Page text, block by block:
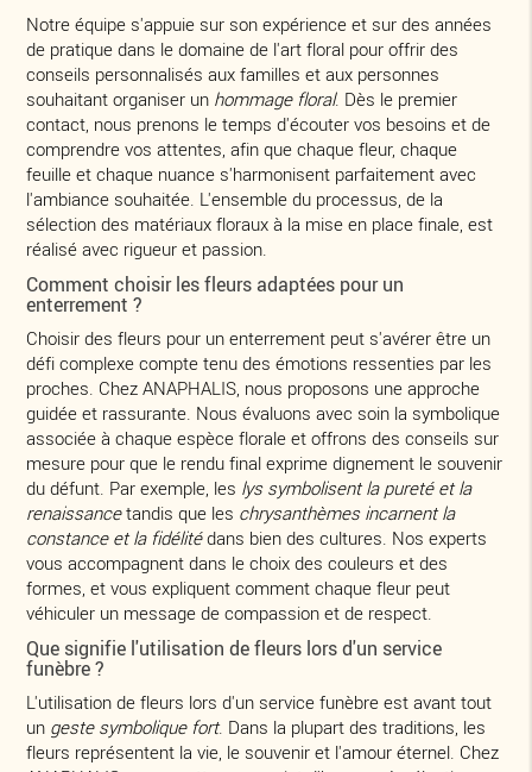
Notre équipe s'appuie sur son expérience et sur des années
de pratique dans le domaine de l'art floral pour offrir des
conseils personnalisés aux familles et aux personnes
souhaitant organiser un hommage floral. Dès le premier
contact, nous prenons le temps d'écouter vos besoins et de
comprendre vos attentes, afin que chaque fleur, chaque
feuille et chaque nuance s'harmonisent parfaitement avec
l'ambiance souhaitée. L'ensemble du processus, de la
sélection des matériaux floraux à la mise en place finale, est
réalisé avec rigueur et passion.
Comment choisir les fleurs adaptées pour un
enterrement ?
Choisir des fleurs pour un enterrement peut s'avérer être un
défi complexe compte tenu des émotions ressenties par les
proches. Chez ANAPHALIS, nous proposons une approche
guidée et rassurante. Nous évaluons avec soin la symbolique
associée à chaque espèce florale et offrons des conseils sur
mesure pour que le rendu final exprime dignement le souvenir
du défunt. Par exemple, les lys symbolisent la pureté et la
renaissancetandis que les chrysanthèmes incarnent la
constance et la fidélitédans bien des cultures. Nos experts
vous accompagnent dans le choix des couleurs et des
formes, et vous expliquent comment chaque fleur peut
véhiculer un message de compassion et de respect.
Que signifie l'utilisation de fleurs lors d'un service
funèbre ?
L'utilisation de fleurs lors d'un service funèbre est avant tout
un geste symbolique fort. Dans la plupart des traditions, les
fleurs représentent la vie, le souvenir et l'amour éternel. Chez